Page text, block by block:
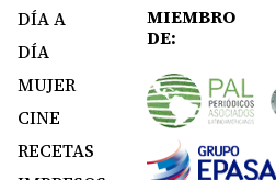
DÍA A
DÍA
MUJER
CINE
RECETAS
MIEMBRO
DE: